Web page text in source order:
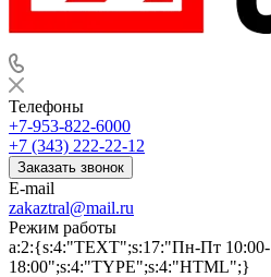
Телефоны
+7-953-822-6000
+7 (343) 222-22-12
Заказать звонок
E-mail
zakaztral@mail.ru
Режим работы
a:2:{s:4:"TEXT";s:17:"Пн-Пт 10:00-
18:00";s:4:"TYPE";s:4:"HTML";}